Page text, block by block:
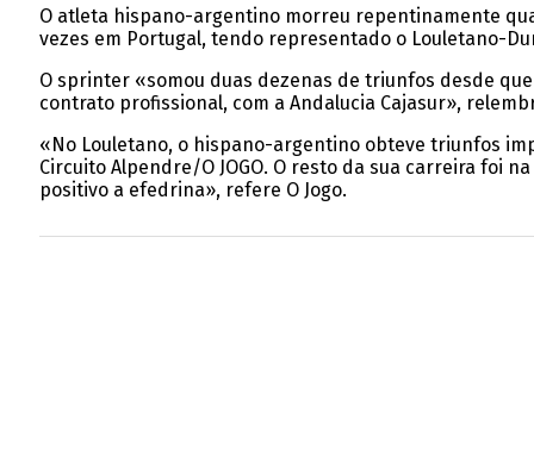
O atleta hispano-argentino morreu repentinamente
vezes em Portugal, tendo representado o Louletano-
O sprinter «somou duas dezenas de triunfos desde
contrato profissional, com a Andalucia Cajasur»,
«No Louletano, o hispano-argentino obteve triunfos
Circuito Alpendre/O JOGO. O resto da sua carreira foi
positivo a efedrina», refere O Jogo.